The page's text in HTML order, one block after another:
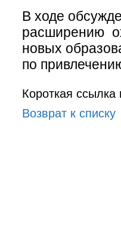
В ходе
расширению
новых
по
Короткая ссылка
Возврат к списку